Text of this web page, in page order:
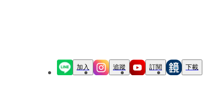
加入 追蹤 訂閱 下載